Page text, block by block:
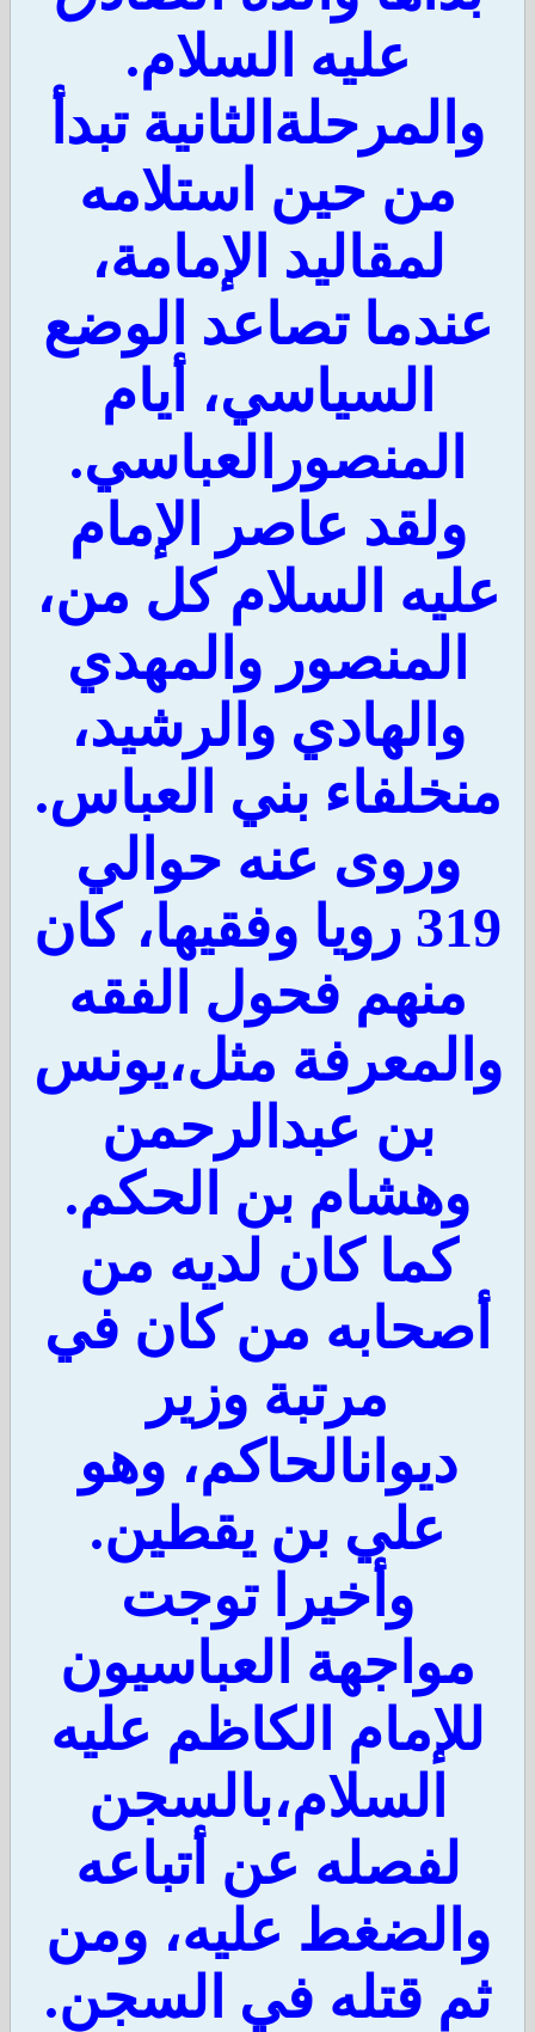
عليه السلام.
تبدأ
من حين استلامه
لمقاليد الإمامة،
تصاعد الوضع
السياسي، أيام
المنصورالعباسي.
ولقد عاصر الإمام
السلام كل من،
المنصور والمهدي
والهادي والرشيد،
بني العباس.
وروى عنه حوالي
319 رويا وفقيها، كان
منهم فحول الفقه
مثل،يونس
بن عبدالرحمن
وهشام بن الحكم.
كما كان لديه من
من كان في
مرتبة وزير
ديوانالحاكم، وهو
علي بن يقطين.
وأخيرا توجت
مواجهة العباسيون
الكاظم عليه
السلام،بالسجن
لفصله عن أتباعه
عليه، ومن
قتله في السجن.